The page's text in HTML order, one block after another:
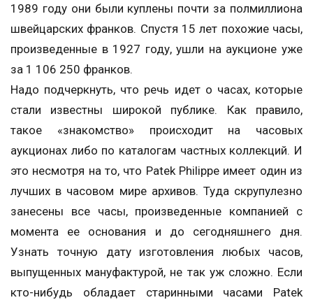
1989 году они были куплены почти за полмиллиона
швейцарских франков. Спустя 15 лет похожие часы,
произведенные в 1927 году, ушли на аукционе уже
за 1 106 250 франков.
Надо подчеркнуть, что речь идет о часах, которые
стали известны широкой публике. Как правило,
такое «знакомство» происходит на часовых
аукционах либо по каталогам частных коллекций. И
это несмотря на то, что Patek Philippe имеет один из
лучших в часовом мире архивов. Туда скрупулезно
занесены все часы, произведенные компанией с
момента ее основания и до сегодняшнего дня.
Узнать точную дату изготовления любых часов,
выпущенных мануфактурой, не так уж сложно. Если
кто-нибудь обладает старинными часами Patek